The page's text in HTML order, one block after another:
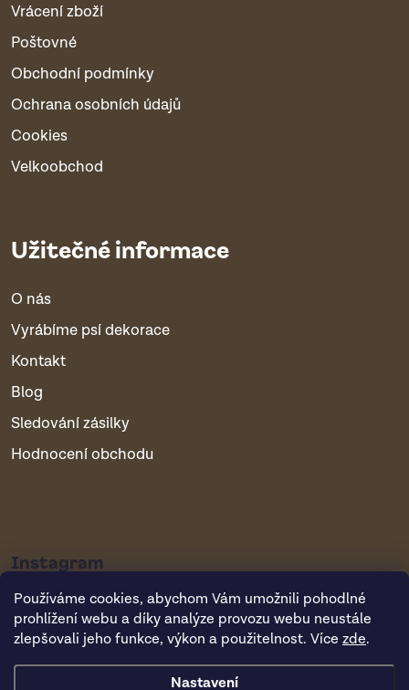
Používáme cookies, abychom Vám umožnili pohodlné
prohlížení webu a díky analýze provozu webu neustále
zlepšovali jeho funkce, výkon a použitelnost. Více zde.
Nastavení
Vrácení zboží
Poštovné
Obchodní podmínky
Ochrana osobních údajů
Cookies
Velkoobchod
Užitečné informace
O nás
Vyrábíme psí dekorace
Kontakt
Blog
Sledování zásilky
Hodnocení obchodu
Instagram